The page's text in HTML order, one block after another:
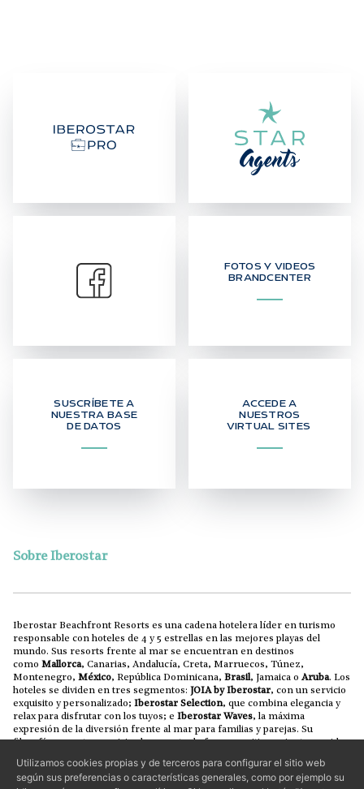
FOTOS Y VIDEOS
BRANDCENTER
SUSCRÍBETE A
NUESTRA BASE
DE DATOS
ACCEDE A
NUESTROS
VIRTUAL SITES
Sobre Iberostar
Iberostar Beachfront Resorts es una cadena hotelera líder en turismo
responsable con hoteles de 4 y 5 estrellas en las mejores playas del
mundo. Sus resorts frente al mar se encuentran en destinos
como Mallorca, Canarias, Andalucía, Creta, Marruecos, Túnez,
Montenegro, México, República Dominicana, Brasil, Jamaica o Aruba. Los
hoteles se dividen en tres segmentos: JOIA by Iberostar, con un servicio
exquisito y personalizado; Iberostar Selection, que combina elegancia y
relax para disfrutar con los tuyos; e Iberostar Waves, la máxima
expresión de la diversión frente al mar para familias y parejas. Su
filosofía se centra en vivir el presente de forma positiva, mientras cuida
generaciones también puedan disfrutarlos.
La colaboración entre Iberostar e IHG excluye los intereses de Iberostar
Utilizamos cookies propias y de terceros para configurar el sitio web
según sus preferencias o características generales, como por ejemplo su